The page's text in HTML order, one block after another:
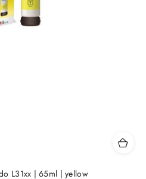
L31xx | 65ml | yellow